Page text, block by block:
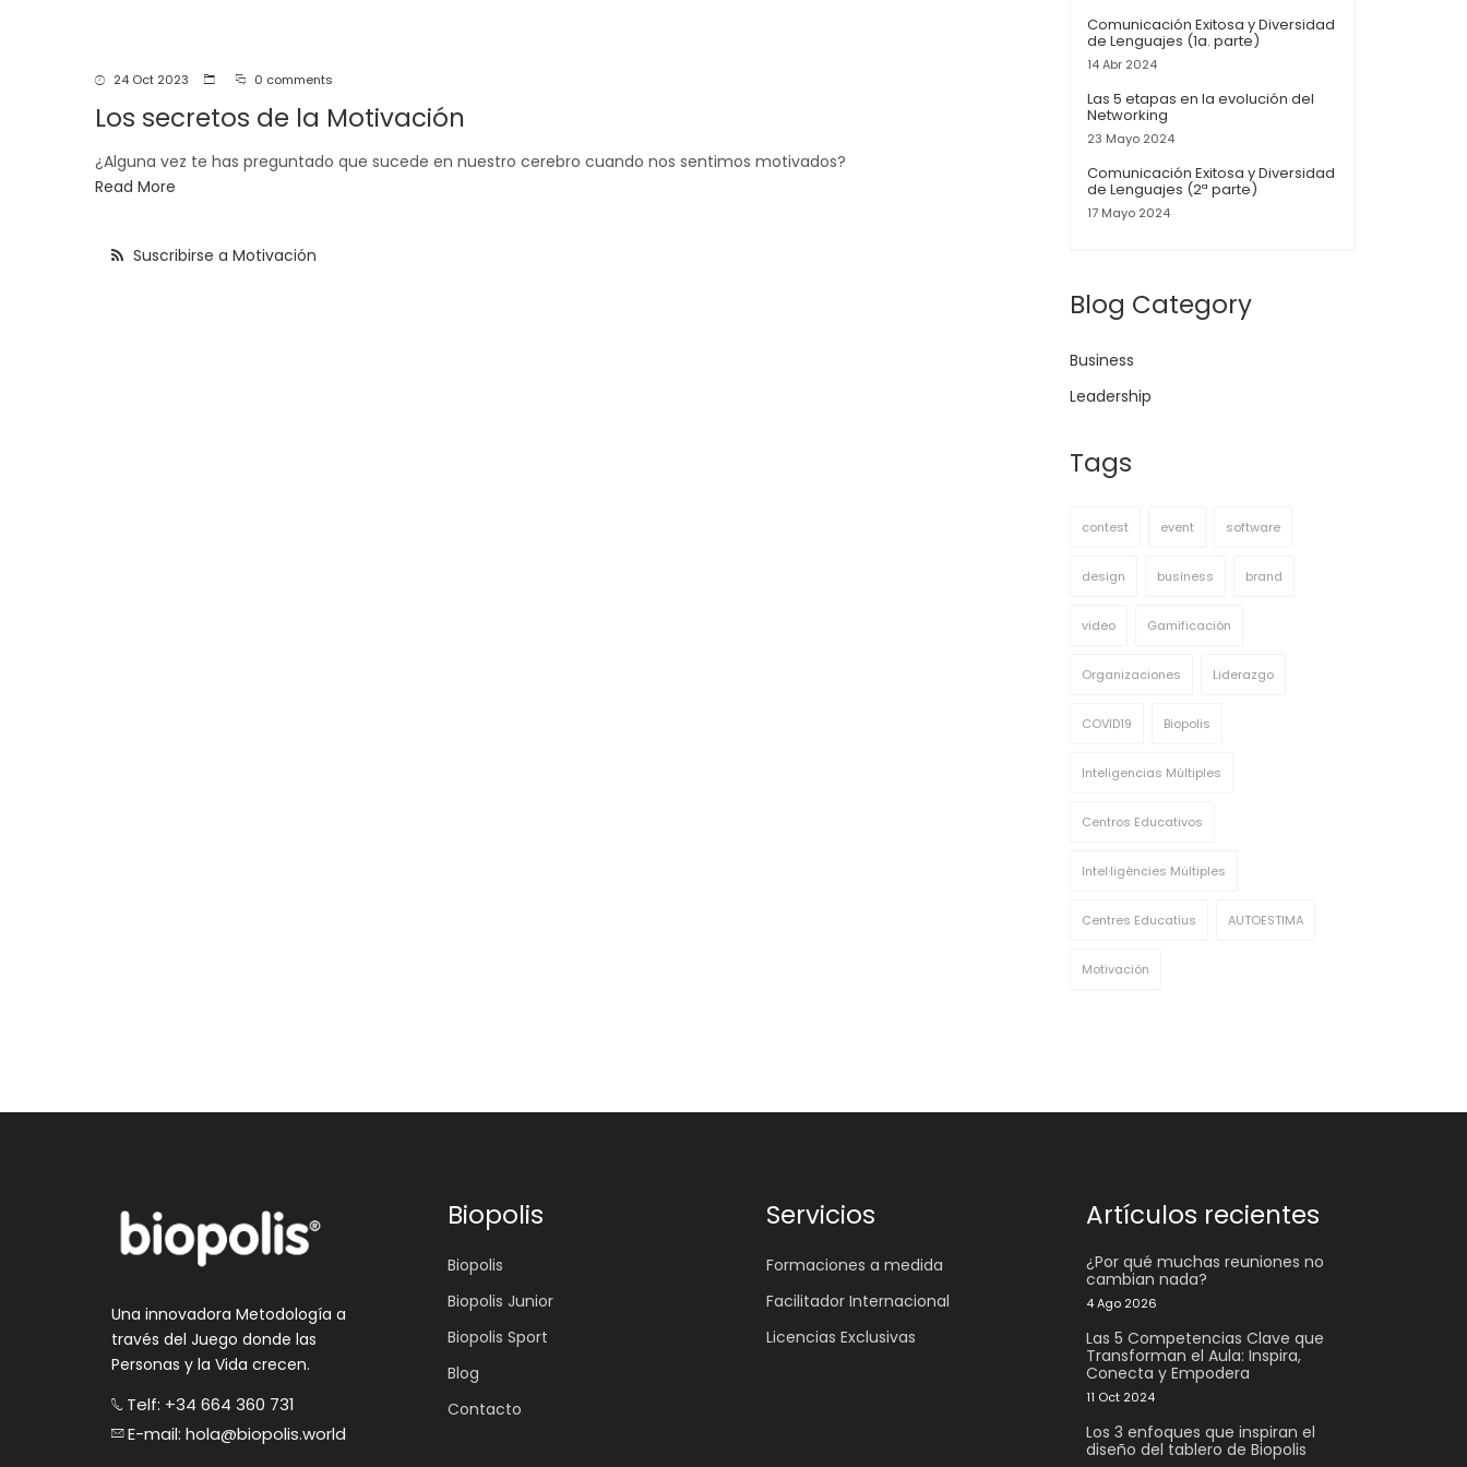
24 Oct 2023 0 comments
Los secretos de la Motivación
¿Alguna vez te has preguntado que sucede en nuestro cerebro cuando nos sentimos motivados?
Read More
Suscribirse a Motivación
Comunicación Exitosa y Diversidad
de Lenguajes (1a. parte)
14 Abr 2024
Las 5 etapas en la evolución del
Networking
23 Mayo 2024
Comunicación Exitosa y Diversidad
de Lenguajes (2ª parte)
17 Mayo 2024
Blog Category
Business
Leadership
Tags
contest event software
design business brand
video Gamificación
Organizaciones Liderazgo
COVID19 Biopolis
Inteligencias Múltiples
Centros Educativos
Intel·ligències Múltiples
Centres Educatius AUTOESTIMA
Motivación
Una innovadora Metodología a
través del Juego donde las
Personas y la Vida crecen.
Telf: +34 664 360 731
E-mail: hola@biopolis.world
Biopolis
Biopolis
Biopolis Junior
Biopolis Sport
Blog
Contacto
Servicios
Formaciones a medida
Facilitador Internacional
Licencias Exclusivas
Artículos recientes
¿Por qué muchas reuniones no
cambian nada?
4 Ago 2026
Las 5 Competencias Clave que
Transforman el Aula: Inspira,
Conecta y Empodera
11 Oct 2024
Los 3 enfoques que inspiran el
diseño del tablero de Biopolis